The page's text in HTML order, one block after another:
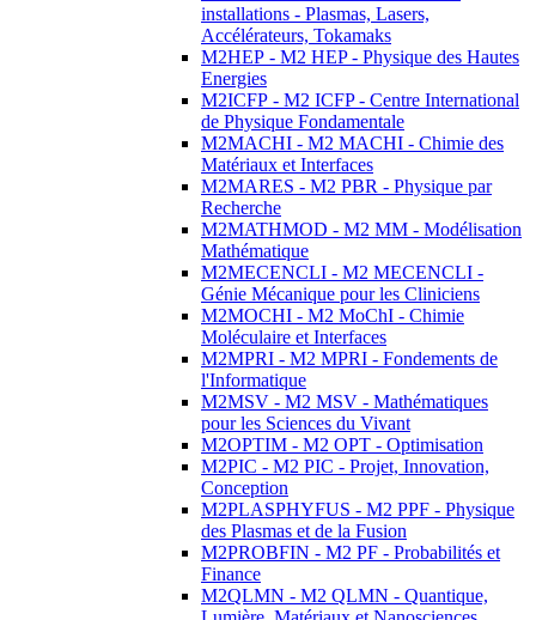
installations - Plasmas, Lasers,
Accélérateurs, Tokamaks
M2HEP - M2 HEP - Physique des Hautes
Energies
M2ICFP - M2 ICFP - Centre International
de Physique Fondamentale
M2MACHI - M2 MACHI - Chimie des
Matériaux et Interfaces
M2MARES - M2 PBR - Physique par
Recherche
M2MATHMOD - M2 MM - Modélisation
Mathématique
M2MECENCLI - M2 MECENCLI -
Génie Mécanique pour les Cliniciens
M2MOCHI - M2 MoChI - Chimie
Moléculaire et Interfaces
M2MPRI - M2 MPRI - Fondements de
l'Informatique
M2MSV - M2 MSV - Mathématiques
pour les Sciences du Vivant
M2OPTIM - M2 OPT - Optimisation
M2PIC - M2 PIC - Projet, Innovation,
Conception
M2PLASPHYFUS - M2 PPF - Physique
des Plasmas et de la Fusion
M2PROBFIN - M2 PF - Probabilités et
Finance
M2QLMN - M2 QLMN - Quantique,